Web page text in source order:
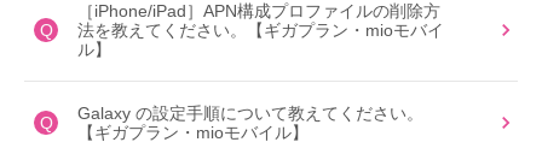
Q
［iPhone/iPad］APN構成プロファイルの削除方
法を教えてください。【ギガプラン・mioモバイ
ル】
Q
Galaxy の設定手順について教えてください。
【ギガプラン・mioモバイル】